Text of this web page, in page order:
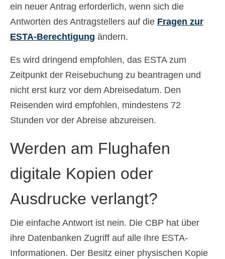
ein neuer Antrag erforderlich, wenn sich die
Antworten des Antragstellers auf die Fragen zur
ESTA-Berechtigung ändern.
Es wird dringend empfohlen, das ESTA zum
Zeitpunkt der Reisebuchung zu beantragen und
nicht erst kurz vor dem Abreisedatum. Den
Reisenden wird empfohlen, mindestens 72
Stunden vor der Abreise abzureisen.
Werden am Flughafen
digitale Kopien oder
Ausdrucke verlangt?
Die einfache Antwort ist nein. Die CBP hat über
ihre Datenbanken Zugriff auf alle Ihre ESTA-
Informationen. Der Besitz einer physischen Kopie